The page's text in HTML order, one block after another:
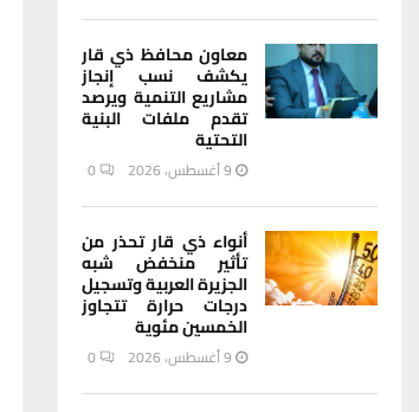
معاون محافظ ذي قار
يكشف نسب إنجاز
مشاريع التنمية ويرصد
تقدم ملفات البنية
التحتية
9 أغسطس، 2026 0
أنواء ذي قار تحذر من
تأثير منخفض شبه
الجزيرة العربية وتسجيل
درجات حرارة تتجاوز
الخمسين مئوية
9 أغسطس، 2026 0